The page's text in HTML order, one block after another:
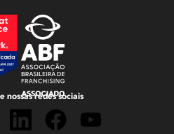
nossas redes sociais